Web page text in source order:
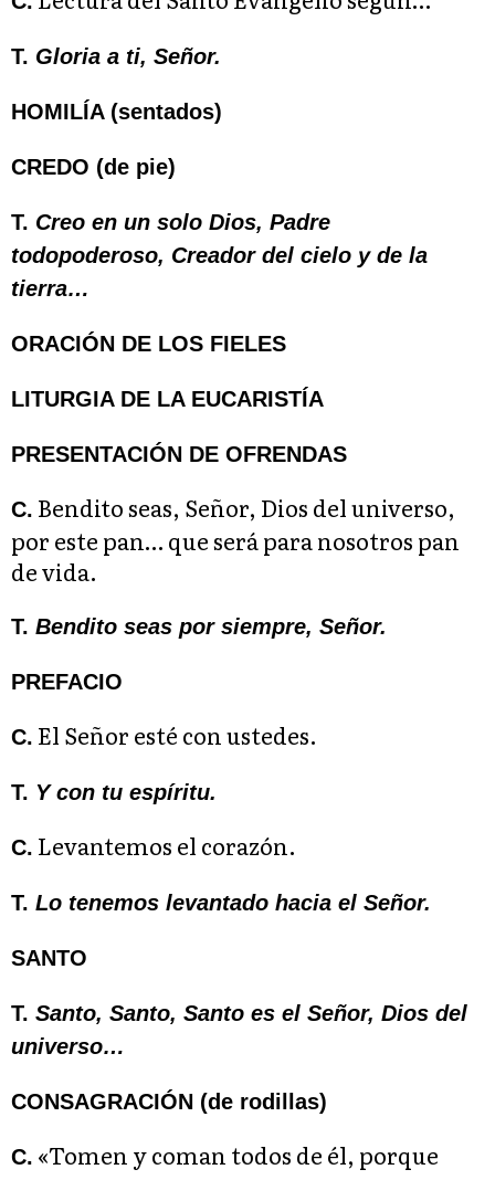
T. Gloria a ti, Señor.
HOMILÍA (sentados)
CREDO (de pie)
T. Creo en un solo Dios, Padre
todopoderoso, Creador del cielo y de la
tierra…
ORACIÓN DE LOS FIELES
LITURGIA DE LA EUCARISTÍA
PRESENTACIÓN DE OFRENDAS
C. Bendito seas, Señor, Dios del universo,
por este pan… que será para nosotros pan
de vida.
T. Bendito seas por siempre, Señor.
PREFACIO
C. El Señor esté con ustedes.
T. Y con tu espíritu.
C. Levantemos el corazón.
T. Lo tenemos levantado hacia el Señor.
SANTO
T. Santo, Santo, Santo es el Señor, Dios del
universo…
CONSAGRACIÓN (de rodillas)
C. «Tomen y coman todos de él, porque